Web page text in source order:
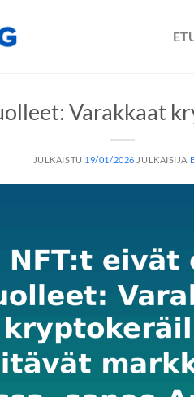
Varakkaat
JULKAISTU 19/01/2026 JULKAISIJA